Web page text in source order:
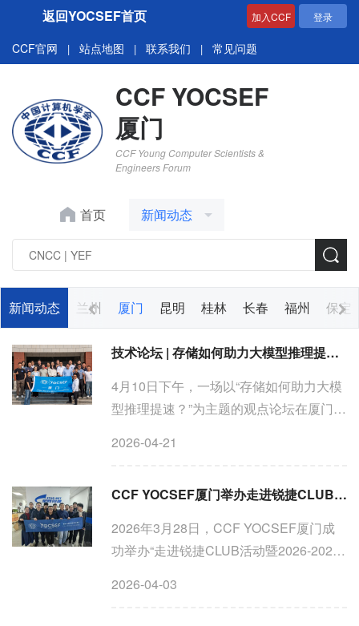
返回YOCSEF首页 加入CCF 登录
CCF官网 | 站点地图 | 联系我们 | 常见问题
CCF YOCSEF
厦门
CCF Young Computer Scientists &
Engineers Forum
首页 新闻动态
新闻动态
肥 太原 兰州 厦门 昆明 桂林 长春 福州 保定
技术论坛 | 存储如何助力大模型推理提速？
4月10日下午，一场以“存储如何助力大模
型推理提速？”为主题的观点论坛在厦门大
本次论坛由中国计算机学会（CCF）主
聚了来自国内顶尖高校及产...
2026-04-21
CCF YOCSEF厦门举办走进锐捷CLUB活动暨2026-2027年度选题启动会
2026年3月28日，CCF YOCSEF厦门成
功举办“走进锐捷CLUB活动暨2026-2027
题，YOCSEF厦门现任及候任主席会议成
2026-04-03